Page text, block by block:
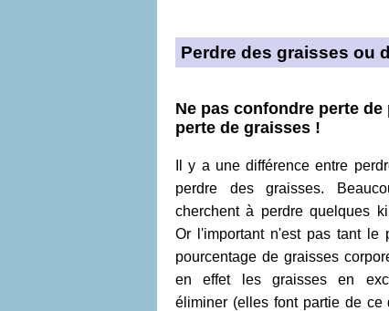
Perdre des graisses ou
Ne pas confondre perte de
perte de graisses !
Il y a une différence entre
perdre des graisses.
cherchent à perdre quelques
Or l'important n'est pas tant le
pourcentage de graisses
en effet les graisses en
éliminer (elles font partie de ce